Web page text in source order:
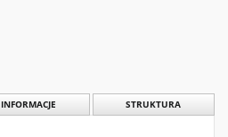
INFORMACJE STRUKTURA